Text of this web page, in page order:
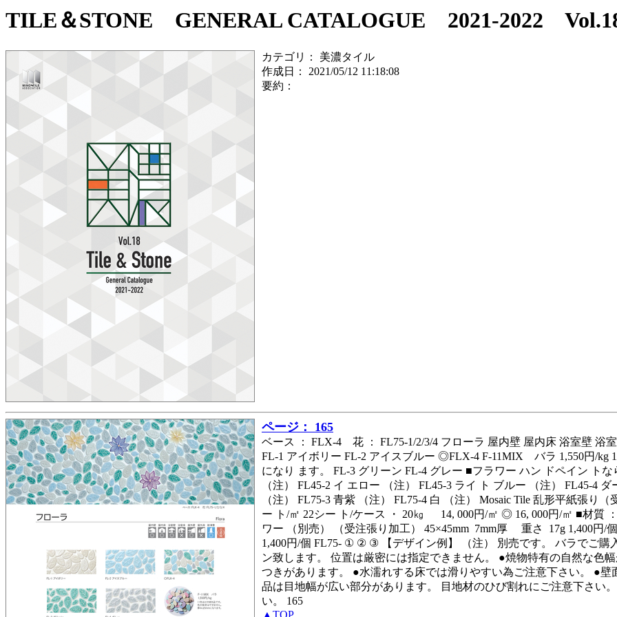
TILE＆STONE GENERAL CATALOGUE 2021-2022
カテゴリ：
美濃タイル
作成日：
2021/05/12 11:18:08
要約：
ページ： 165
ベース ： FLX‑4 花 ： FL75‑1/2/3/4 フローラ 屋内壁 屋内床 浴室壁
FL‑1 アイボリー FL‑2 アイスブルー ◎FLX‑4 F‑11MIX バラ 1,550円/
になり ます。 FL‑3 グリーン FL‑4 グレー ■フラワー ハン ドペイン ト
（注） FL45‑2 イ エロー （注） FL45‑3 ライ ト ブルー （注） FL45‑4
（注） FL75‑3 青紫 （注） FL75‑4 白 （注） Mosaic Tile 乱形平紙張り
ー ト/㎡ 22シー ト/ケース ・ 20㎏ 14, 000円/㎡ ◎ 16, 000円/㎡ ■材質
ワー （別売） （受注張り加工） 45×45mm 7mm厚 重さ 17g 1,400円/
1,400円/個 FL75‑ ① ② ③ 【デザイン例】 （注） 別売です。 バラでご
ン致します。 位置は厳密には指定できません。 ●焼物特有の自然な色
つきがあります。 ●水濡れする床では滑りやすい為ご注意下さい。 ●
品は目地幅が広い部分があります。 目地材のひび割れにご注意下さい
い。 165